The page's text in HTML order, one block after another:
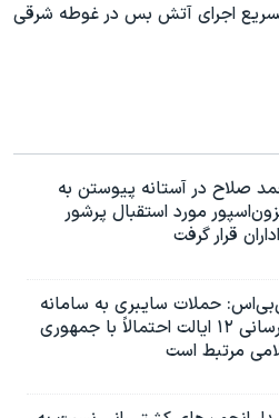
تسریع اجرای آتش بس در غوطه شرقی
صلاح در آستانه پیوستن به
مورد استقبال پرشور
قرار گرفت
حملات سایبری به سامانه
آب‌رسانی ۱۲ ایالت احتمالاً با جمهوری
مرتبط است